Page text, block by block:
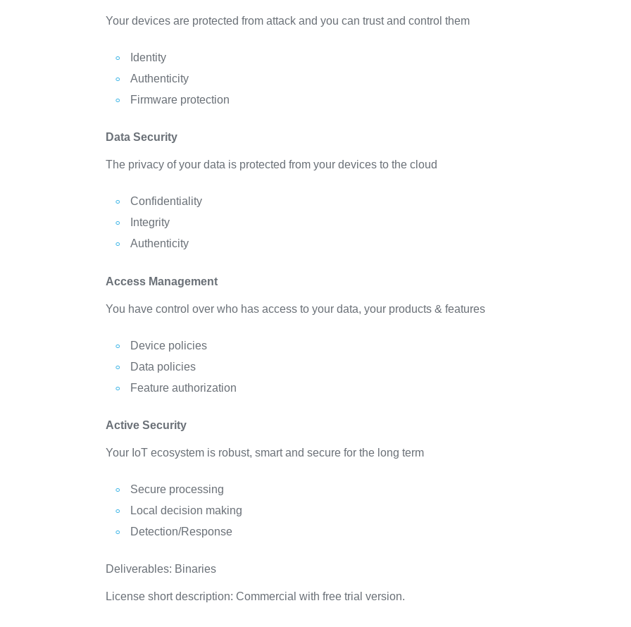
Your devices are protected from attack and you can trust and control them
Identity
Authenticity
Firmware protection
Data Security
The privacy of your data is protected from your devices to the cloud
Confidentiality
Integrity
Authenticity
Access Management
You have control over who has access to your data, your products & features
Device policies
Data policies
Feature authorization
Active Security
Your IoT ecosystem is robust, smart and secure for the long term
Secure processing
Local decision making
Detection/Response
Deliverables: Binaries
License short description: Commercial with free trial version.